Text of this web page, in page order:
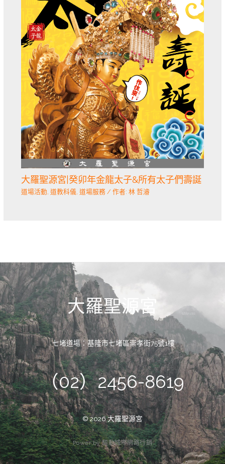
大羅聖源宮|癸卯年金龍太子&所有太子們壽誕
道場活動, 道教科儀, 道場服務/ 作者: 林 哲濬
大羅聖源宮
七堵道場：基隆市七堵區崇孝街75號1樓
（02）2456-8619
© 2026 大羅聖源宮
Power by 驅動城市網路行銷